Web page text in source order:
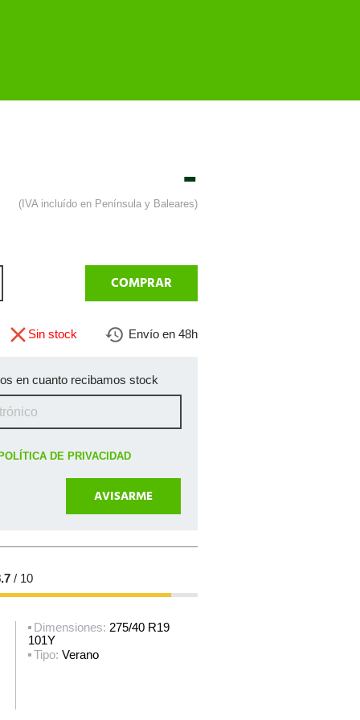
-
(IVA incluído en Península y Baleares)
COMPRAR
Sin stock Envío en 48h
en cuanto recibamos stock
POLÍTICA DE PRIVACIDAD
/ 10
Dimensiones: 275/40 R19
101Y
Tipo: Verano